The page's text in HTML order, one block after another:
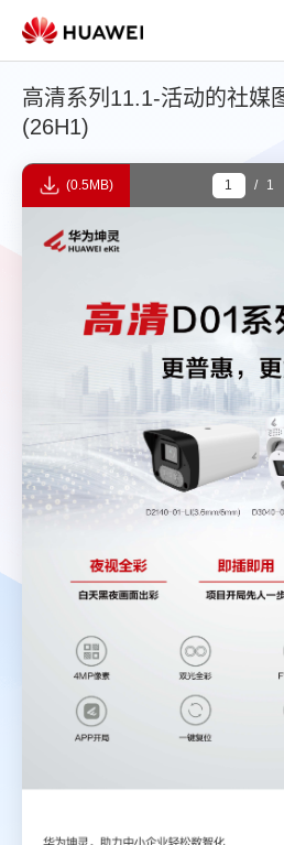
高清系列11.1-活动的社媒
(26H1)
(0.5MB) / 1